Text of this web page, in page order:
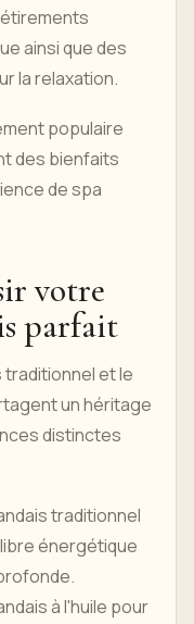
ainsi que des
la relaxation.
populaire
des bienfaits
de spa
votre
parfait
traditionnel et le
un héritage
distinctes
traditionnel
énergétique
à l'huile pour